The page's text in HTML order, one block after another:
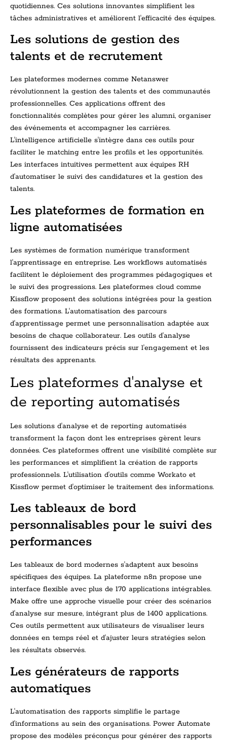
quotidiennes. Ces solutions innovantes simplifient les
tâches administratives et améliorent l'efficacité des équipes.
Les solutions de gestion des
talents et de recrutement
Les plateformes modernes comme Netanswer
révolutionnent la gestion des talents et des communautés
professionnelles. Ces applications offrent des
fonctionnalités complètes pour gérer les alumni, organiser
des événements et accompagner les carrières.
L'intelligence artificielle s'intègre dans ces outils pour
faciliter le matching entre les profils et les opportunités.
Les interfaces intuitives permettent aux équipes RH
d'automatiser le suivi des candidatures et la gestion des
talents.
Les plateformes de formation en
ligne automatisées
Les systèmes de formation numérique transforment
l'apprentissage en entreprise. Les workflows automatisés
facilitent le déploiement des programmes pédagogiques et
le suivi des progressions. Les plateformes cloud comme
Kissflow proposent des solutions intégrées pour la gestion
des formations. L'automatisation des parcours
d'apprentissage permet une personnalisation adaptée aux
besoins de chaque collaborateur. Les outils d'analyse
fournissent des indicateurs précis sur l'engagement et les
résultats des apprenants.
Les plateformes d'analyse et
de reporting automatisés
Les solutions d'analyse et de reporting automatisés
transforment la façon dont les entreprises gèrent leurs
données. Ces plateformes offrent une visibilité complète sur
les performances et simplifient la création de rapports
professionnels. L'utilisation d'outils comme Workato et
Kissflow permet d'optimiser le traitement des informations.
Les tableaux de bord
personnalisables pour le suivi des
performances
Les tableaux de bord modernes s'adaptent aux besoins
spécifiques des équipes. La plateforme n8n propose une
interface flexible avec plus de 170 applications intégrables.
Make offre une approche visuelle pour créer des scénarios
d'analyse sur mesure, intégrant plus de 1400 applications.
Ces outils permettent aux utilisateurs de visualiser leurs
données en temps réel et d'ajuster leurs stratégies selon
les résultats observés.
Les générateurs de rapports
automatiques
L'automatisation des rapports simplifie le partage
d'informations au sein des organisations. Power Automate
propose des modèles préconçus pour générer des rapports